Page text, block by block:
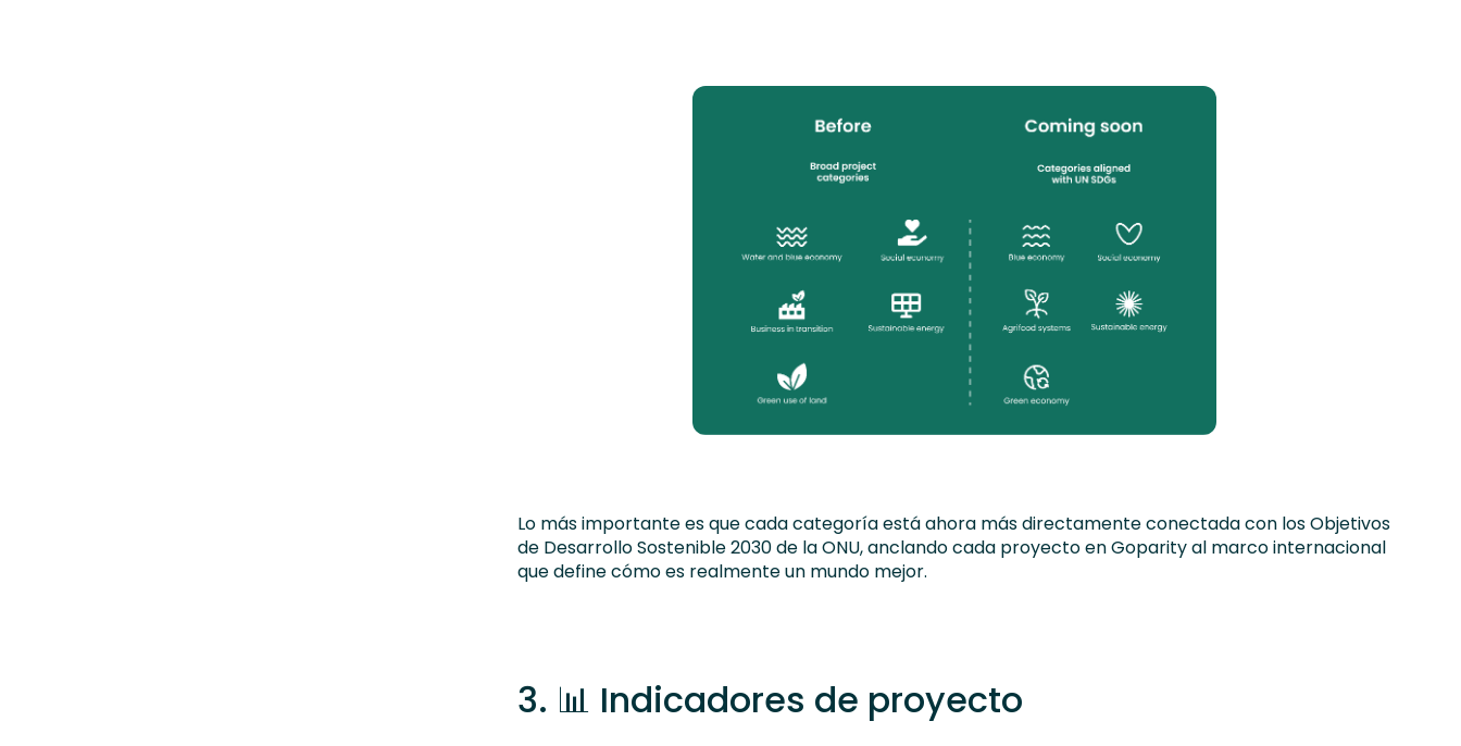
Lo más importante es que cada categoría está ahora más directamente conectada con los Objetivos
de Desarrollo Sostenible 2030 de la ONU, anclando cada proyecto en Goparity al marco internacional
que define cómo es realmente un mundo mejor.
3. 📊 Indicadores de proyecto